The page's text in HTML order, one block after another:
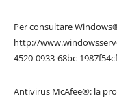
Per consultare
http://
4520-0933-68bc-
Antivirus McAfee®: la